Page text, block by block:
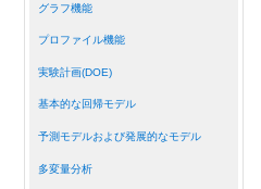
グラフ機能
プロファイル機能
実験計画(DOE)
基本的な回帰モデル
予測モデルおよび発展的なモデル
多変量分析